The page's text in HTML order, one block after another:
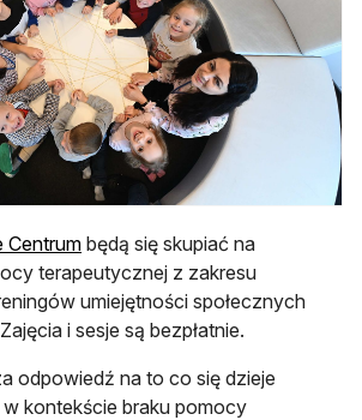
Centrumotwiera się w nowej karcie
będą się skupiać na
terapeutycznej z zakresu
umiejętności społecznych
i sesje są bezpłatnie.
odpowiedź na to co się dzieje
kontekście braku pomocy